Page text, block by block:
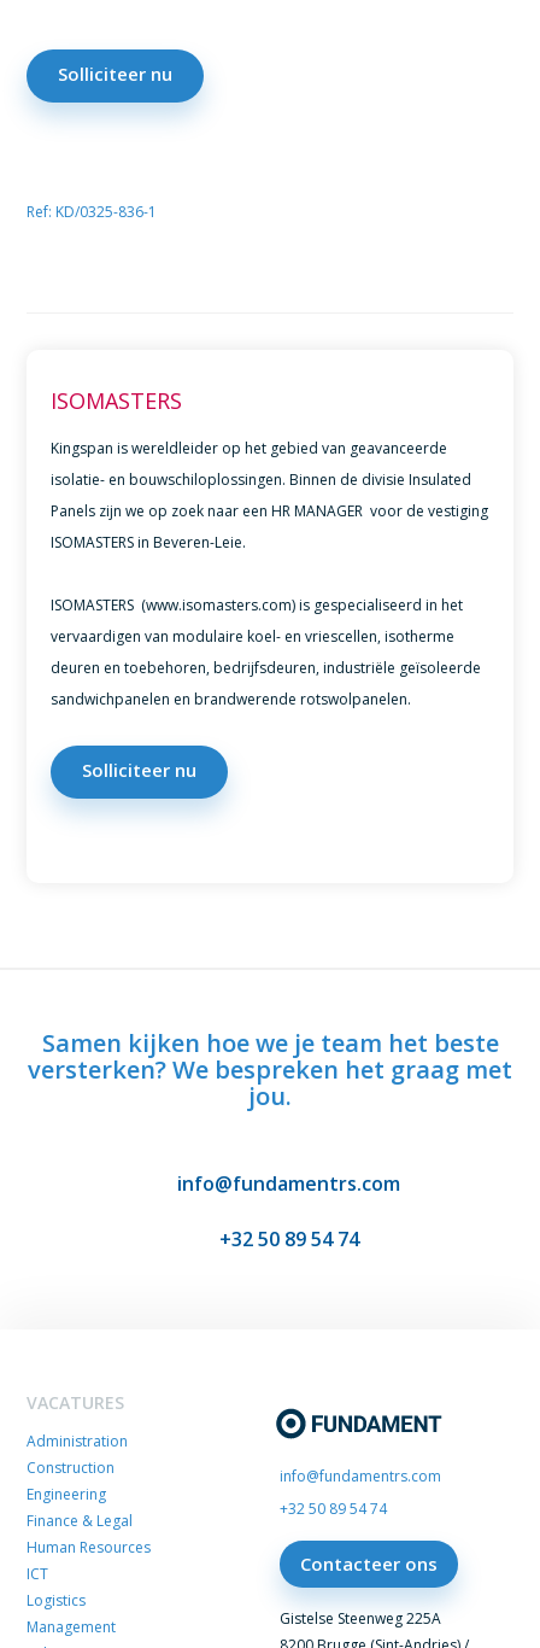
Solliciteer nu
Ref: KD/0325-836-1
ISOMASTERS
Kingspan is wereldleider op het gebied van geavanceerde
isolatie- en bouwschiloplossingen. Binnen de divisie Insulated
Panels zijn we op zoek naar een HR MANAGER voor de vestiging
ISOMASTERS in Beveren-Leie.
ISOMASTERS (www.isomasters.com) is gespecialiseerd in het
vervaardigen van modulaire koel- en vriescellen, isotherme
deuren en toebehoren, bedrijfsdeuren, industriële geïsoleerde
sandwichpanelen en brandwerende rotswolpanelen.
Solliciteer nu
Samen kijken hoe we je team het beste
versterken? We bespreken het graag met
jou.
info@fundamentrs.com
+32 50 89 54 74
VACATURES
Administration
Construction
Engineering
Finance & Legal
Human Resources
ICT
Logistics
Management
info@fundamentrs.com
+32 50 89 54 74
Contacteer ons
Gistelse Steenweg 225A